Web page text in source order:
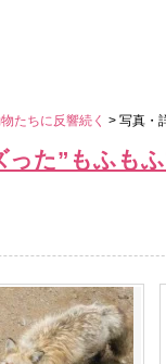
たちに反響続く > 写真・
た”もふもふ